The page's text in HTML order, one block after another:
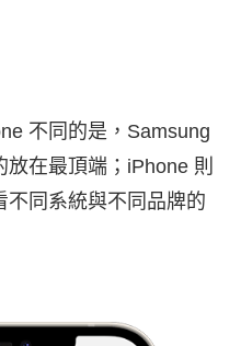
不同的是，Samsung
在最頂端；iPhone 則
不同系統與不同品牌的